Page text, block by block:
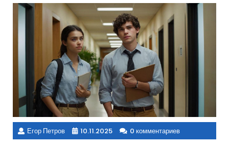
Егор Петров 10.11.2025 0 комментариев